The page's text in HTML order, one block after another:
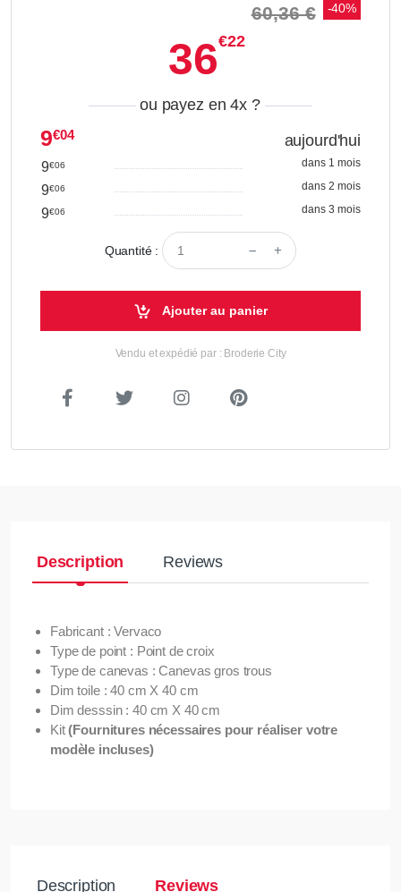
60,36 € -40%
36€22
ou payez en 4x ?
9€04 aujourd'hui
9€06 dans 1 mois
9€06 dans 2 mois
9€06 dans 3 mois
Quantité :
Ajouter au panier
Vendu et expédié par : Broderie City
Description Reviews
Fabricant : Vervaco
Type de point : Point de croix
Type de canevas : Canevas gros trous
Dim toile : 40 cm X 40 cm
Dim desssin : 40 cm X 40 cm
Kit(Fournitures nécessaires pour réaliser votre
modèle incluses)
Description Reviews